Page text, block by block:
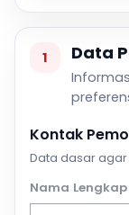
1 Data
Kontak
Data dasar
Nama Lengkap